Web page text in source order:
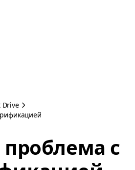
Drive
с